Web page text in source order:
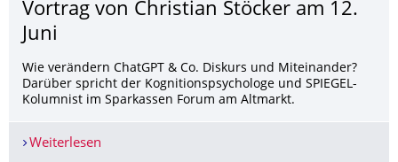
Vortrag von Christian Stöcker am 12.
Juni
Wie verändern ChatGPT & Co. Diskurs und Miteinander?
Darüber spricht der Kognitionspsychologe und SPIEGEL-
Kolumnist im Sparkassen Forum am Altmarkt.
Weiterlesen